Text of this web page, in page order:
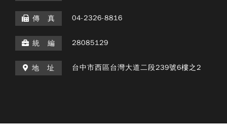
傳 真 04-2326-8816
統 編 28085129
地 址 台中市西區台灣大道二段239號6樓之2